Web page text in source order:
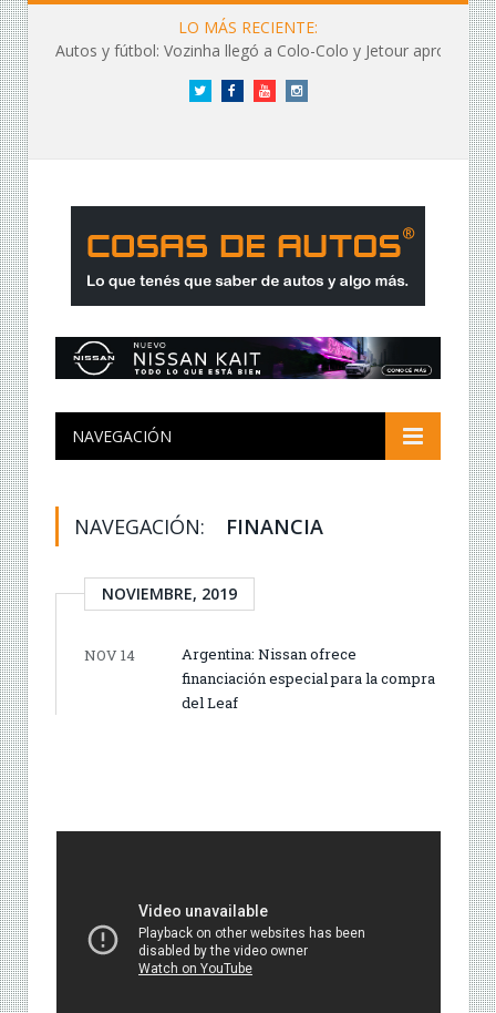
LO MÁS RECIENTE:
Autos y fútbol: Vozinha llegó a Colo-Colo y Jetour aprovechó los flashes
Twitter FacebookYouTubeInstagram
NAVEGACIÓN
NAVEGACIÓN: FINANCIA
NOVIEMBRE, 2019
NOV 14
Argentina: Nissan ofrece
financiación especial para la compra
del Leaf